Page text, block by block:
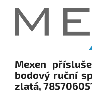
Mexen
bodový ruční
zlatá,